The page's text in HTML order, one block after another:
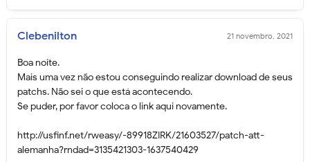
Clebenilton 21 novembro, 2021
Boa noite.
Mais uma vez não estou conseguindo realizar download de seus
patchs. Não sei o que está acontecendo.
Se puder, por favor coloca o link aqui novamente.
http://usfinf.net/rweasy/-89918ZIRK/21603527/patch-att-
alemanha?rndad=3135421303-1637540429